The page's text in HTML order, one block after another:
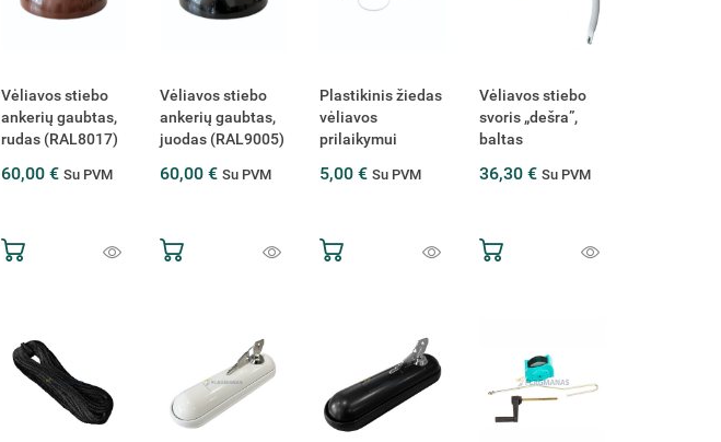
Vėliavos stiebo
ankerių gaubtas,
rudas (RAL8017)
60,00 € Su PVM
Vėliavos stiebo
ankerių gaubtas,
juodas (RAL9005)
60,00 €Su PVM
Plastikinis žiedas
vėliavos
prilaikymui
5,00 €Su PVM
Vėliavos stiebo
svoris „dešra”,
baltas
36,30 € Su PVM